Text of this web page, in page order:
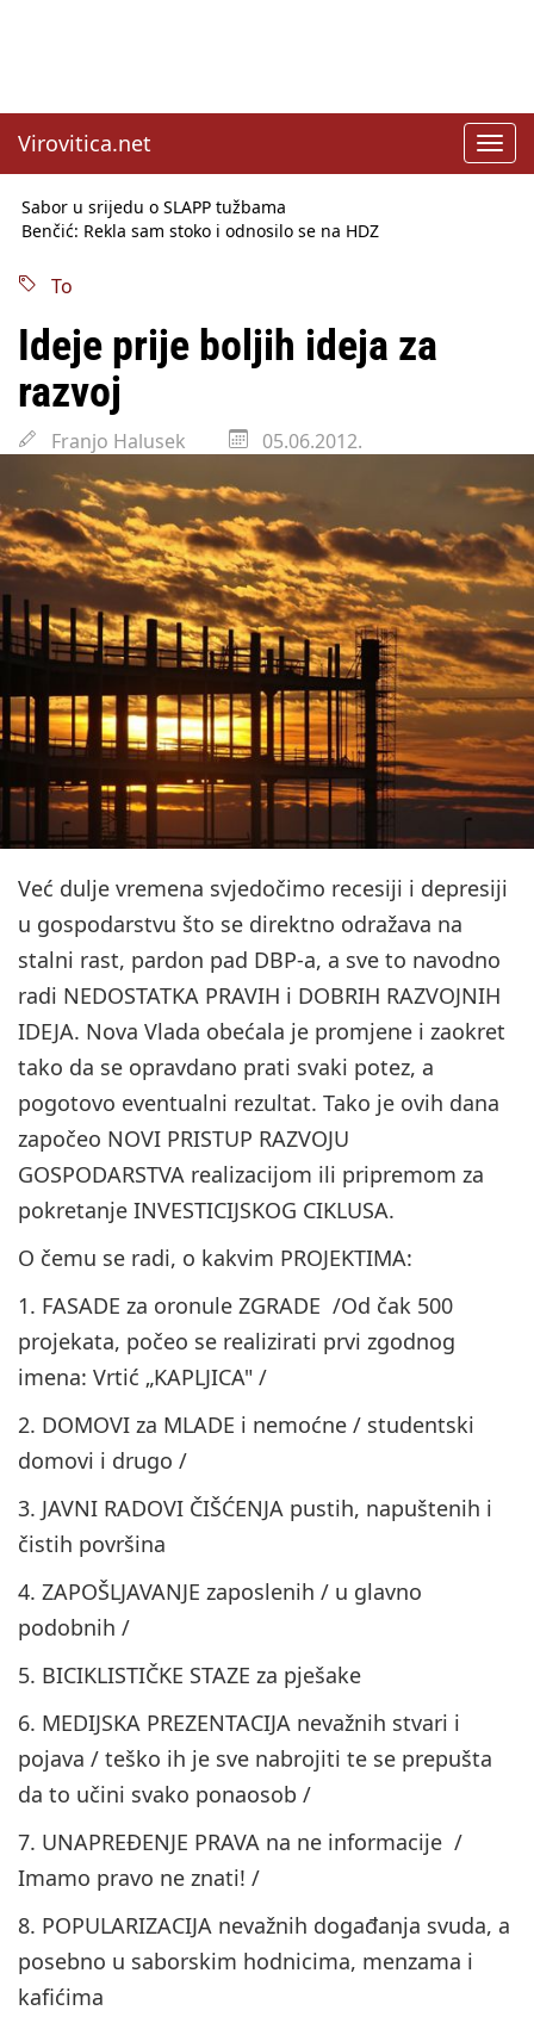
Virovitica.net
Sabor u srijedu o SLAPP tužbama
Benčić: Rekla sam stoko i odnosilo se na HDZ
godine
najavio za jesen
Državni tajnik Rukavina: Hrvatska ima 3,6 milijuna birača
HŽ Infrastruktura: Nesreće na željezničkim prijelazima
prepolovljene
Državni inspektorat opozvao Barebells pločicu - soft protein
bar Coco Choco
To
Ideje prije boljih ideja za
razvoj
Franjo Halusek 05.06.2012.
Već dulje vremena svjedočimo recesiji i depresiji
u gospodarstvu što se direktno odražava na
stalni rast, pardon pad DBP-a, a sve to navodno
radi NEDOSTATKA PRAVIH i DOBRIH RAZVOJNIH
IDEJA. Nova Vlada obećala je promjene i zaokret
tako da se opravdano prati svaki potez, a
pogotovo eventualni rezultat. Tako je ovih dana
započeo NOVI PRISTUP RAZVOJU
GOSPODARSTVA realizacijom ili pripremom za
pokretanje INVESTICIJSKOG CIKLUSA.
O čemu se radi, o kakvim PROJEKTIMA:
1. FASADE za oronule ZGRADE /Od čak 500
projekata, počeo se realizirati prvi zgodnog
imena: Vrtić „KAPLJICA" /
2. DOMOVI za MLADE i nemoćne / studentski
domovi i drugo /
3. JAVNI RADOVI ČIŠĆENJA pustih, napuštenih i
čistih površina
4. ZAPOŠLJAVANJE zaposlenih / u glavno
podobnih /
5. BICIKLISTIČKE STAZE za pješake
6. MEDIJSKA PREZENTACIJA nevažnih stvari i
pojava / teško ih je sve nabrojiti te se prepušta
da to učini svako ponaosob /
7. UNAPREĐENJE PRAVA na ne informacije /
Imamo pravo ne znati! /
8. POPULARIZACIJA nevažnih događanja svuda, a
posebno u saborskim hodnicima, menzama i
kafićima